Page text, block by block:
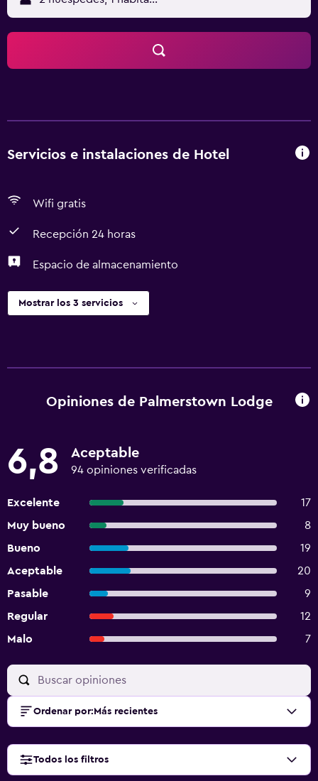
Servicios e instalaciones de Hotel
Wifi gratis
Recepción 24 horas
Espacio de almacenamiento
Mostrar los 3 servicios
Opiniones de Palmerstown Lodge
6,8 Aceptable
94 opiniones verificadas
Excelente
17
Muy bueno
8
Bueno
19
Aceptable
20
Pasable
9
Regular
12
Malo
7
Ordenar por: Más recientes
Todos los filtros